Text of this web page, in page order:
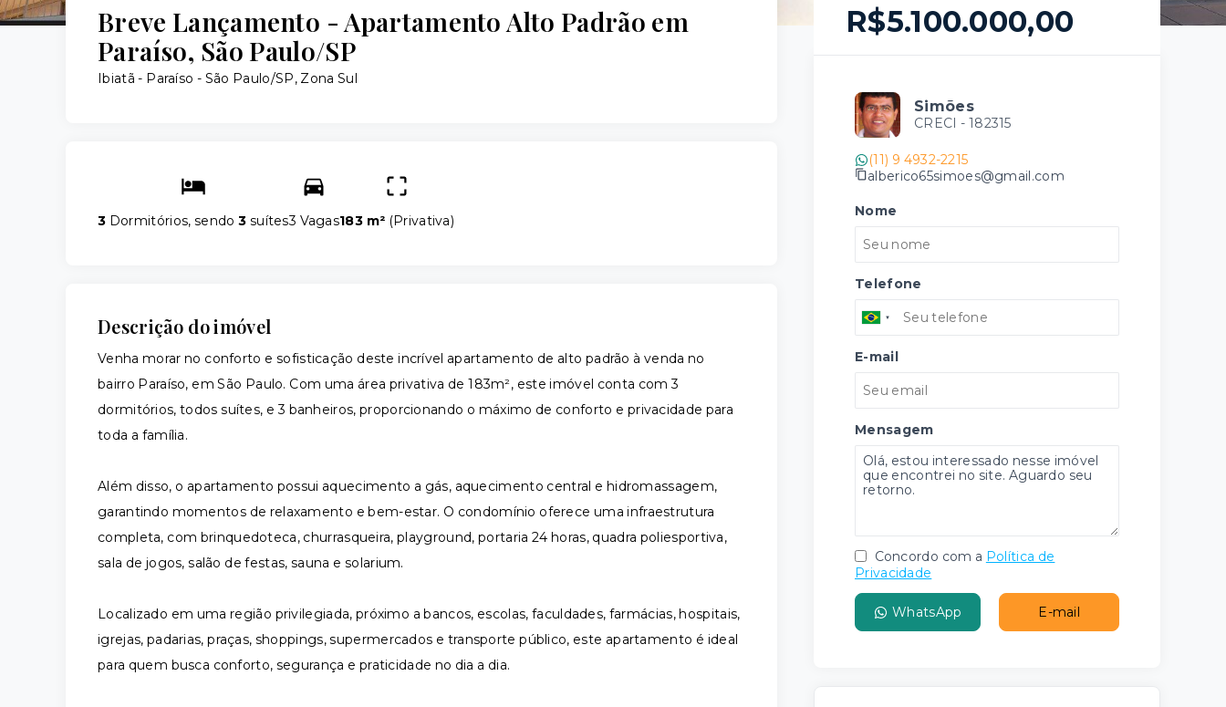
Breve Lançamento - Apartamento Alto Padrão em
Paraíso, São Paulo/SP
Ibiatã - Paraíso - São Paulo/SP, Zona Sul
3 Dormitórios, sendo3 suítes3 Vagas183 m² (Privativa)
Descrição do imóvel
Venha morar no conforto e sofisticação deste incrível apartamento de alto padrão à venda no
bairro Paraíso, em São Paulo. Com uma área privativa de 183m², este imóvel conta com 3
dormitórios, todos suítes, e 3 banheiros, proporcionando o máximo de conforto e privacidade para
toda a família.
Além disso, o apartamento possui aquecimento a gás, aquecimento central e hidromassagem,
garantindo momentos de relaxamento e bem-estar. O condomínio oferece uma infraestrutura
completa, com brinquedoteca, churrasqueira, playground, portaria 24 horas, quadra poliesportiva,
sala de jogos, salão de festas, sauna e solarium.
Localizado em uma região privilegiada, próximo a bancos, escolas, faculdades, farmácias, hospitais,
igrejas, padarias, praças, shoppings, supermercados e transporte público, este apartamento é ideal
para quem busca conforto, segurança e praticidade no dia a dia.
R$5.100.000,00
Simões
CRECI - 182315
(11) 9 4932-2215
alberico65simoes@gmail.com
Nome
Telefone
E-mail
Mensagem
Concordo com a Política de
Privacidade
WhatsApp E-mail